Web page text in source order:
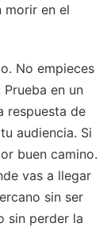
morir en el
No empieces
en un
respuesta de
audiencia. Si
buen camino.
vas a llegar
sin ser
sin perder la